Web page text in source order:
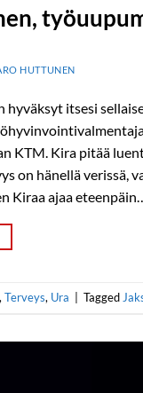
HUTTUNEN
hyväksyt itsesi
KTM. Kira pitää
on hänellä verissä,
Kiraa ajaa eteenpäin…
, Terveys, Ura Tagged